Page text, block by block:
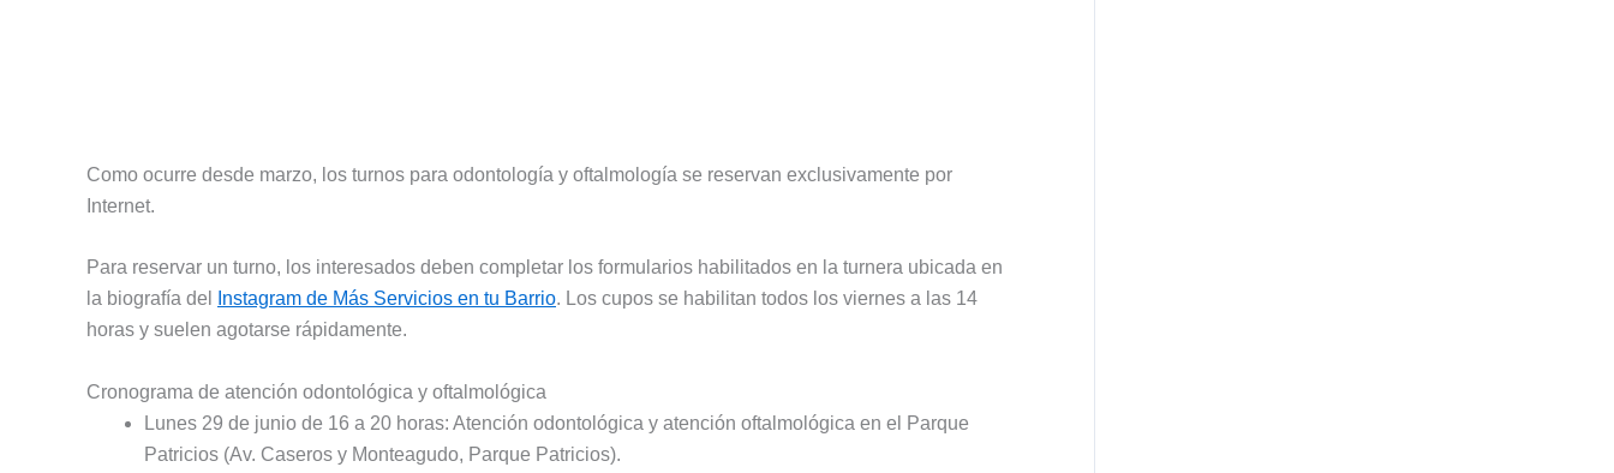
Como ocurre desde marzo, los turnos para odontología y oftalmología se reservan exclusivamente por
Internet.
Para reservar un turno, los interesados deben completar los formularios habilitados en la turnera ubicada en
la biografía del
Instagram de Más Servicios en tu Barrio. Los cupos se habilitan todos los viernes a las 14
horas y suelen agotarse rápidamente.
Cronograma de atención odontológica y oftalmológica
Lunes 29 de junio de 16 a 20 horas: Atención odontológica y atención oftalmológica en el Parque
Patricios (Av. Caseros y Monteagudo, Parque Patricios).